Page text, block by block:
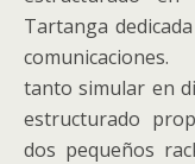
Tartanga
tanto simular en
estructurado
dos pequeños